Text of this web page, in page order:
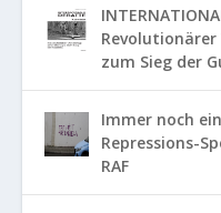
zum Sieg der
Immer noch
Repressions-
RAF